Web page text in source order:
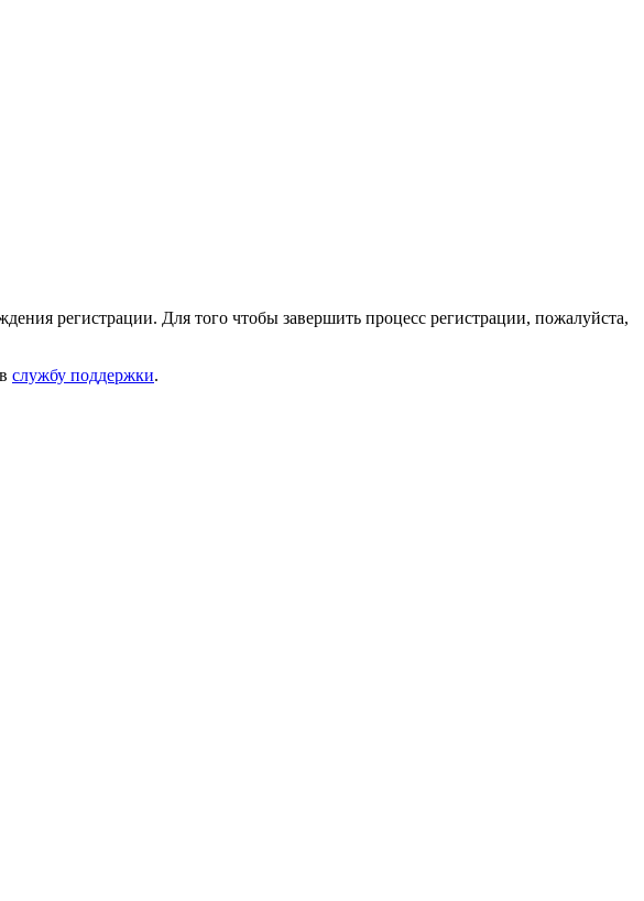
регистрации. Для того чтобы завершить процесс регистрации, пожалуйста,
службу поддержки.